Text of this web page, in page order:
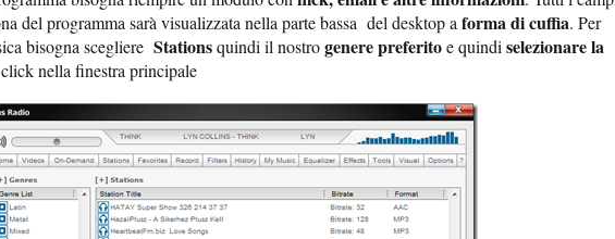
del programma sarà visualizzata nella parte bassa del desktop a forma di cuffia. Per
bisogna scegliere Stationsquindi il nostrogenere preferitoe quindi selezionare la
nella finestra principale